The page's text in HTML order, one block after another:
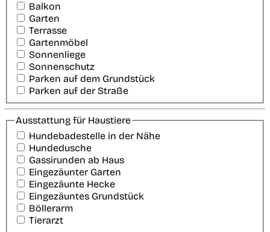
Balkon
Garten
Terrasse
Gartenmöbel
Sonnenliege
Sonnenschutz
Parken auf dem Grundstück
Parken auf der Straße
Ausstattung für Haustiere
Hundebadestelle in der Nähe
Hundedusche
Gassirunden ab Haus
Eingezäunter Garten
Eingezäunte Hecke
Eingezäuntes Grundstück
Böllerarm
Tierarzt